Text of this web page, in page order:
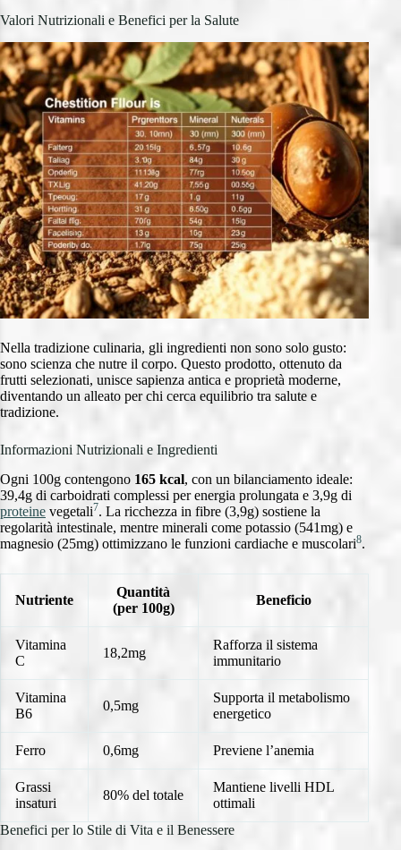
Valori Nutrizionali e Benefici per la Salute
Nella tradizione culinaria, gli ingredienti non sono solo gusto:
sono scienza che nutre il corpo. Questo prodotto, ottenuto da
frutti selezionati, unisce sapienza antica e proprietà moderne,
diventando un alleato per chi cerca equilibrio tra salute e
tradizione.
Informazioni Nutrizionali e Ingredienti
Ogni 100g contengono 165 kcal, con un bilanciamento ideale:
39,4g di carboidrati complessi per energia prolungata e 3,9g di
proteine vegetali7. La ricchezza in fibre (3,9g) sostiene la
regolarità intestinale, mentre minerali come potassio (541mg) e
magnesio (25mg) ottimizzano le funzioni cardiache e muscolari8.
Nutriente
Quantità
(per 100g)
Beneficio
Vitamina
C
18,2mg
Rafforza il sistema
immunitario
Vitamina
B6
0,5mg
Supporta il metabolismo
energetico
Ferro 0,6mg Previene l’anemia
Grassi
insaturi
80% del totale
Mantiene livelli HDL
ottimali
Benefici per lo Stile di Vita e il Benessere